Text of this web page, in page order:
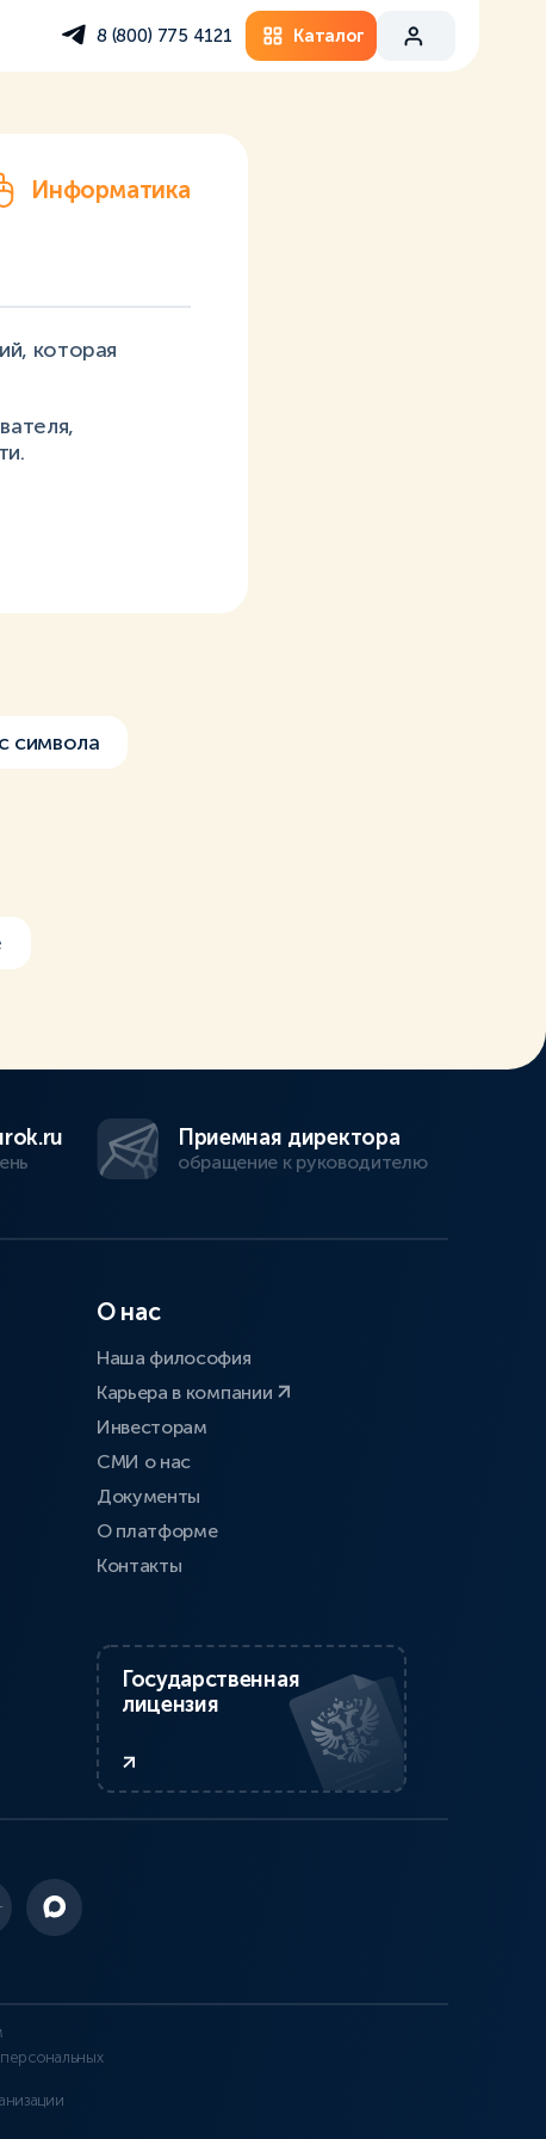
8 (800) 775 4121 Каталог
Информатика
которая
символа
Приемная директора
обращение к руководителю
О нас
Наша философия
Карьера в компании
Инвесторам
СМИ о нас
Документы
О платформе
Контакты
Государственная
лицензия